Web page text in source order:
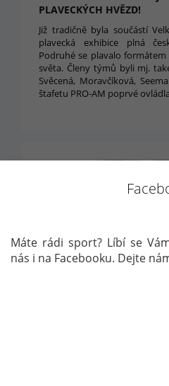
PLAVECKÝCH HVĚZD!
Již tradičně byla součástí
plavecká exhibice plná
Podruhé se plavalo
světa. Členy týmů byli mj.
Svěcená, Moravčíková,
štafetu PRO-AM poprvé
Máte rádi sport? Líbí se
nás i na Facebooku. Dejte